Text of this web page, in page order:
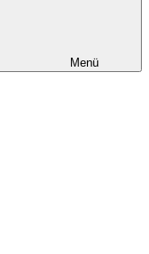
Menü